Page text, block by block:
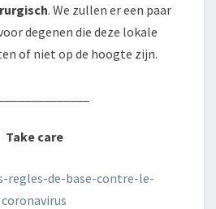
. We zullen er een paar
degenen die deze lokale
of niet op de hoogte zijn.
Take care
regles-de-base-contre-le-
coronavirus